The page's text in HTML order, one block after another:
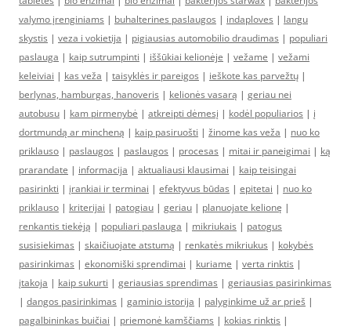
valymo įrenginiams | buhalterines paslaugos | indaploves | langu
skystis | veza i vokietija | pigiausias automobilio draudimas | populiari
paslauga | kaip sutrumpinti | iššūkiai kelionėje | vežame | vežami
keleiviai | kas veža | taisyklės ir pareigos | ieškote kas parvežtų |
berlynas, hamburgas, hanoveris | kelionės vasarą | geriau nei
autobusu | kam pirmenybė | atkreipti dėmesį | kodėl populiarios | į
dortmundą ar mincheną | kaip pasiruošti | žinome kas veža | nuo ko
priklauso | paslaugos | paslaugos | procesas | mitai ir paneigimai | ką
prarandate | informacija | aktualiausi klausimai | kaip teisingai
pasirinkti | įrankiai ir terminai | efektyvus būdas | epitetai | nuo ko
priklauso | kriterijai | patogiau | geriau | planuojate kelionę |
renkantis tiekėją | populiari paslauga | mikriukais | patogus
susisiekimas | skaičiuojate atstumą | renkatės mikriukus | kokybės
pasirinkimas | ekonomiški sprendimai | kuriame | verta rinktis |
įtakoja | kaip sukurti | geriausias sprendimas | geriausias pasirinkimas
| dangos pasirinkimas | gaminio istorija | palyginkime už ar prieš |
pagalbininkas buičiai | priemonė kamščiams | kokias rinktis |